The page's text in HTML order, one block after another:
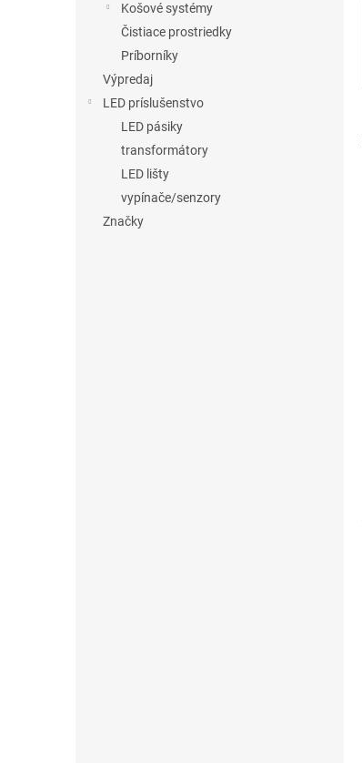
Košové systémy
Čistiace prostriedky
Príborníky
Výpredaj
LED príslušenstvo
LED pásiky
transformátory
LED lišty
vypínače/senzory
Značky